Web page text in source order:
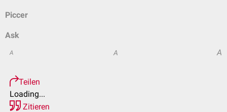
Piccer
Ask
A A A
Teilen
Loading...
Zitieren